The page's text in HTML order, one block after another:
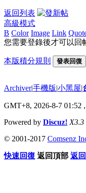
返回列表
高級模式
B Color Image Link
您需要登錄後才可以回
本版積分規則 發表回復
Archiver|手機版|小黑屋|
GMT+8, 2026-8-7 01:52
Powered by Discuz! X3.3
© 2001-2017 Comsenz
快速回復 返回頂部 返